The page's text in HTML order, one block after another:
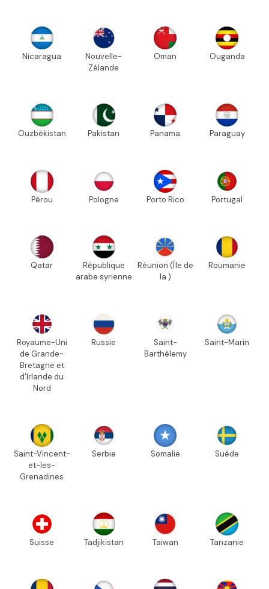
Nicaragua
Nouvelle-
Zélande
Oman Ouganda
Ouzbékistan Pakistan Panama Paraguay
Pérou Pologne Porto Rico Portugal
Qatar
République
arabe syrienne
Réunion (Île de
la )
Roumanie
Royaume-Uni
de Grande-
Bretagne et
d'Irlande du
Nord
Russie
Saint-
Barthélemy
Saint-Marin
Saint-Vincent-
et-les-
Grenadines
Serbie Somalie Suède
Suisse Tadjikistan Taïwan Tanzanie